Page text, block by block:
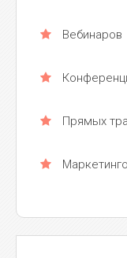
Вебинаров
Прямых